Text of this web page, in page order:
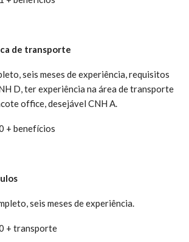
de transporte
seis meses de experiência, requisitos
D, ter experiência na área de transporte
office, desejável CNH A.
+ benefícios
seis meses de experiência.
+ transporte